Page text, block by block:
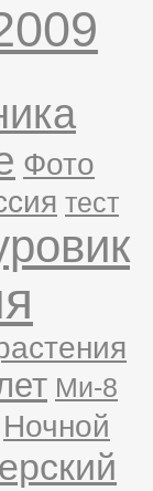
Фото
тест
Ми-8
Ночной